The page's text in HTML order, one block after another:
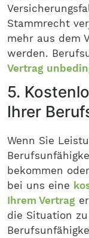
Stammrecht
mehr aus dem
werden.
Vertrag
5.
Ihrer
Wenn Sie
bekommen
bei uns eine
Ihrem Vertrag
die Situation